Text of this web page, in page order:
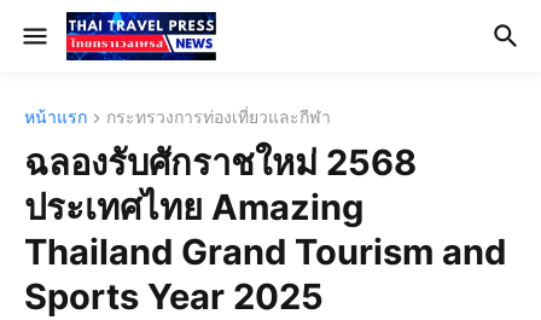
หน้าแรก กระทรวงการท่องเที่ยวและกีฬา
ฉลองรับศักราชใหม่ 2568
ประเทศไทย Amazing
Thailand Grand Tourism and
Sports Year 2025